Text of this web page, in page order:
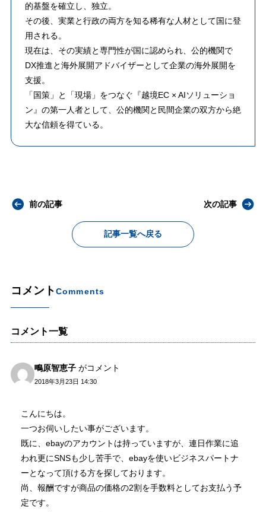
的基盤を確立し、独立。
その後、実業と行政の両方を知る稀有な人材として国に登
用される。
​現在は、その実績と専門性が国に認められ、公的機関で
DX推進と海外展開アドバイザーとして企業の海外展開を
支援。
「国策」と「現場」をつなぐ『越境EC × AIソリューショ
ン』の第一人者として、公的機関と民間企業の双方から絶
大な信頼を得ている。
前の記事
記事一覧へ戻る
次の記事
コメントComments
コメント一覧
鴫原智恵子 がコメント
2018年3月23日 14:30
こんにちは。
一つお伺いしたい事がございます。
既に、ebayのアカウントは持っていますが、連日作業に追
われ更にSNSも少し苦手で、ebayを使いビジネスパートナ
ーとなって頂ける方を探しております。
尚、報酬ですが商品の価格の2割を手数料としてお支払う予
定です。